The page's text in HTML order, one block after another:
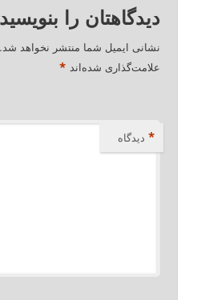
دیدگاهتان را بنویسید
نشانی ایمیل شما منتشر نخواهد شد.
علامت‌گذاری شده‌اند *
دیدگاه *